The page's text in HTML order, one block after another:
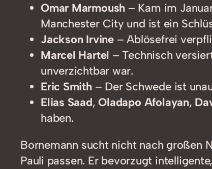
Omar Marmoush – Kam im
Manchester City und ist ein
Jackson Irvine– Ablösefrei
Marcel Hartel – Technisch
unverzichtbar war.
Eric Smith– Der Schwede ist
Elias Saad,Oladapo Afolayan,
haben.
Bornemann sucht nicht nach großen
Pauli passen. Er bevorzugt